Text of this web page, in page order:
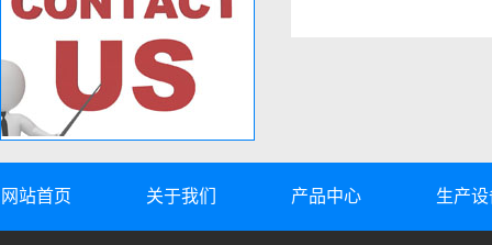
网站首页 关于我们 产品中心 生产